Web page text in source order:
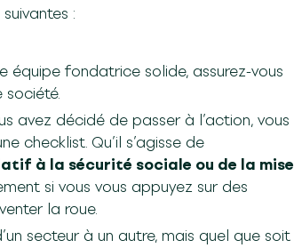
:
équipe fondatrice solide, assurez-vous
avez décidé de passer à l’action, vous
checklist. Qu’il s’agisse de
à la sécurité sociale ou de la mise
si vous vous appuyez sur des
la roue.
secteur à un autre, mais quel que soit